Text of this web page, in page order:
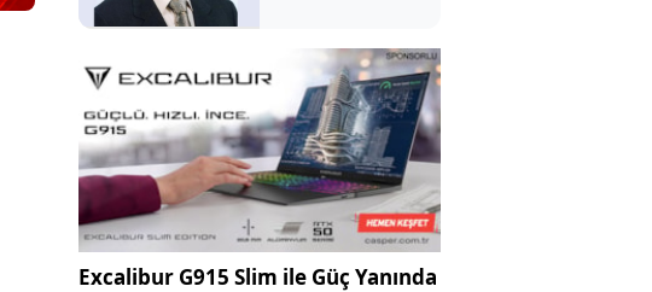
Excalibur G915 Slim ile Güç Yanında